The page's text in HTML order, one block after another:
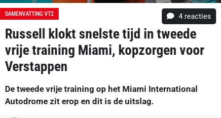
SAMENVATTING VT2 4 reacties
Russell klokt snelste tijd in tweede
vrije training Miami, kopzorgen voor
Verstappen
De tweede vrije training op het Miami International
Autodrome zit erop en dit is de uitslag.